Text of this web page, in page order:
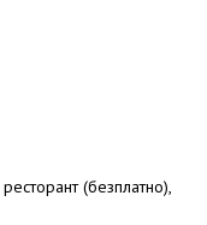
(безплатно),